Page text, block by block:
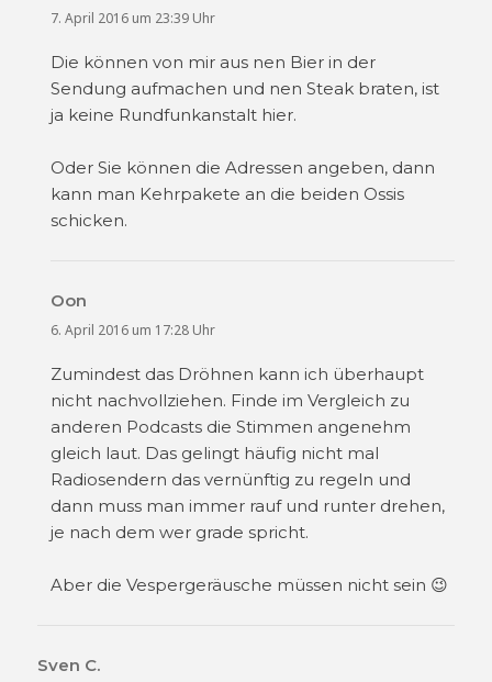
7. April 2016 um 23:39 Uhr
Die können von mir aus nen Bier in der
Sendung aufmachen und nen Steak braten, ist
ja keine Rundfunkanstalt hier.
Oder Sie können die Adressen angeben, dann
kann man Kehrpakete an die beiden Ossis
schicken.
Oon
6. April 2016 um 17:28 Uhr
Zumindest das Dröhnen kann ich überhaupt
nicht nachvollziehen. Finde im Vergleich zu
anderen Podcasts die Stimmen angenehm
gleich laut. Das gelingt häufig nicht mal
Radiosendern das vernünftig zu regeln und
dann muss man immer rauf und runter drehen,
je nach dem wer grade spricht.
Aber die Vespergeräusche müssen nicht sein 😉
Sven C.